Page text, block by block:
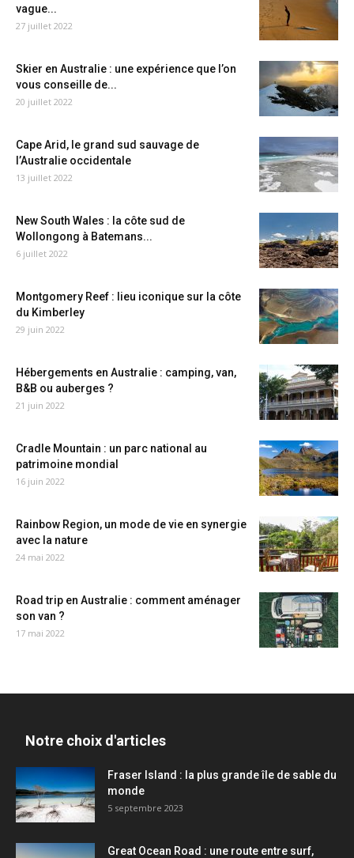
vague...
27 juillet 2022
Skier en Australie : une expérience que l’on
vous conseille de...
20 juillet 2022
Cape Arid, le grand sud sauvage de
l’Australie occidentale
13 juillet 2022
New South Wales : la côte sud de
Wollongong à Batemans...
6 juillet 2022
Montgomery Reef : lieu iconique sur la côte
du Kimberley
29 juin 2022
Hébergements en Australie : camping, van,
B&B ou auberges ?
21 juin 2022
Cradle Mountain : un parc national au
patrimoine mondial
16 juin 2022
Rainbow Region, un mode de vie en synergie
avec la nature
24 mai 2022
Road trip en Australie : comment aménager
son van ?
17 mai 2022
Notre choix d'articles
Fraser Island : la plus grande île de sable du
monde
5 septembre 2023
Great Ocean Road : une route entre surf,